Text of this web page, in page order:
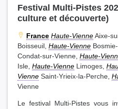
Festival Multi-Pistes
culture et découverte)
France Haute-VienneAixe-
Boisseuil, Haute-Vienne
Condat-sur-Vienne, Haute-
Isle, Haute-Vienne Limoges,
Vienne Saint-Yrieix-la-Perche,
Vienne
Le festival Multi-Pistes vous